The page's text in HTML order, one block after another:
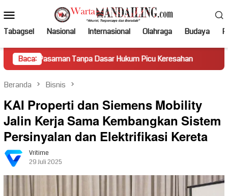
ke
kontenMobile
Tabagsel Nasional Internasional Olahraga Budaya
Baca:
Tanpa Dasar Hukum Picu Keresahan Truk Miring
Beranda Bisnis
KAI Properti dan Siemens Mobility
Jalin Kerja Sama Kembangkan Sistem
Persinyalan dan Elektrifikasi Kereta
Vritime
29 Juli 2025